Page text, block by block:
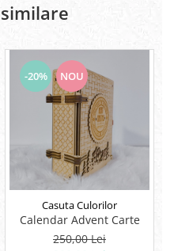
-20% NOU
Casuta Culorilor
Calendar Advent Carte
250,00 Lei